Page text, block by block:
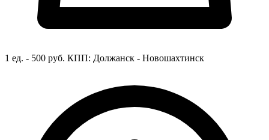
1 ед. - 500 руб. КПП: Должанск - Новошахтинск